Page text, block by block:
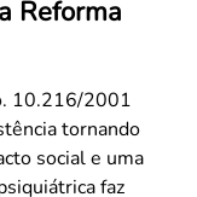
e Drogaria
no CRF/MS
Reforma
10.216/2001
tornando
social e uma
faz